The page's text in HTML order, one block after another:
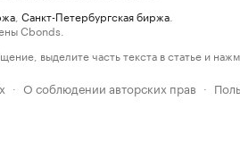
Санкт-Петербургская биржа
Cbonds.
выделите часть текста в статье и
· О соблюдении авторских прав ·